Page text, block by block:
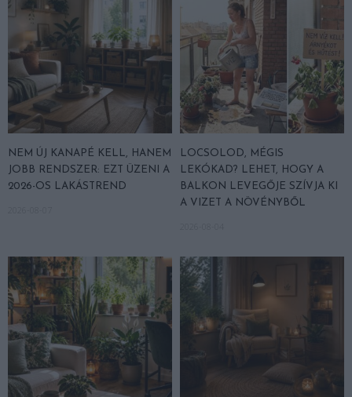
NEM ÚJ KANAPÉ KELL, HANEM
JOBB RENDSZER: EZT ÜZENI A
2026-OS LAKÁSTREND
LOCSOLOD, MÉGIS
LEKÓKAD? LEHET, HOGY A
BALKON LEVEGŐJE SZÍVJA KI
A VIZET A NÖVÉNYBŐL